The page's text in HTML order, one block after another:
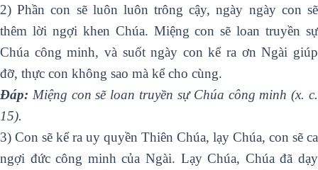
2) Phần con sẽ luôn luôn trông cậy, ngày ngày con sẽ
thêm lời ngợi khen Chúa. Miệng con sẽ loan truyền sự
Chúa công minh, và suốt ngày con kể ra ơn Ngài giúp
đỡ, thực con không sao mà kể cho cùng.
Ðáp: Miệng con sẽ loan truyền sự Chúa công minh (x. c.
15).
3) Con sẽ kể ra uy quyền Thiên Chúa, lạy Chúa, con sẽ ca
ngợi đức công minh của Ngài. Lạy Chúa, Chúa đã dạy